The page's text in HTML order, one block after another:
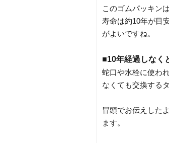
このゴムパッキン
寿命は約10年が目
がよいですね。
■10年経過しなく
蛇口や水栓に使わ
なくても交換する
冒頭でお伝えした
ます。